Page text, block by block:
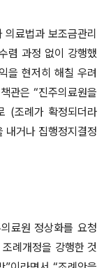
료법과 보조금관리
렴 과정 없이 강행했
을 현저히 해칠 우려
관은 “진주의료원을
(조례가 확정되더라
내거나 집행정지결정
료원 정상화를 요청
례개정을 강행한 것